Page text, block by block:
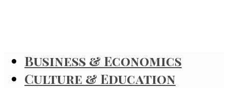
Business & Economics
Culture & Education